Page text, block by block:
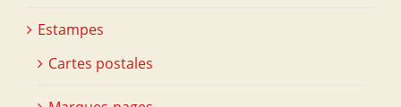
Estampes
Cartes postales